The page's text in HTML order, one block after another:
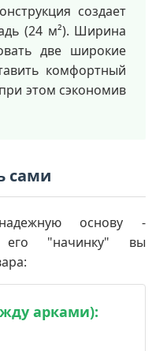
создает
(24 м²). Ширина
две широкие
комфортный
этом сэкономив
сами
основу -
его "начинку" вы
арками):